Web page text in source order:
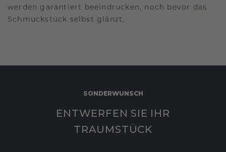
werden garantiert beeindrucken, noch bevor das
Schmuckstück selbst glänzt.
SONDERWUNSCH
ENTWERFEN SIE IHR
TRAUMSTÜCK